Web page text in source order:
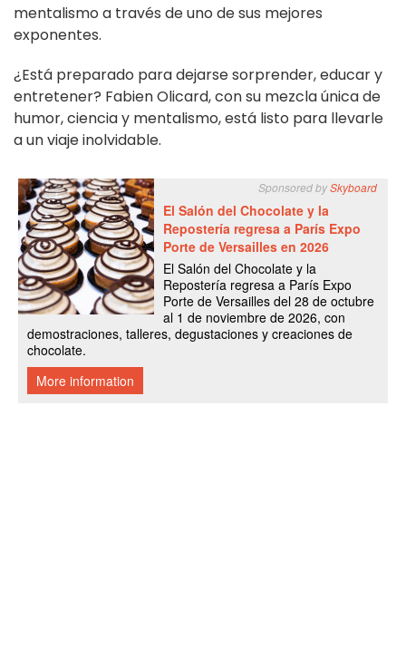
mentalismo a través de uno de sus mejores
exponentes.
¿Está preparado para dejarse sorprender, educar y
entretener? Fabien Olicard, con su mezcla única de
humor, ciencia y mentalismo, está listo para llevarle
a un viaje inolvidable.